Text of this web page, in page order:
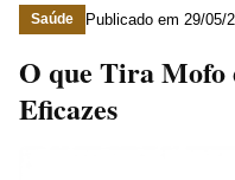
Saúde Publicado em 29/05/
O que Tira Mofo
Eficazes